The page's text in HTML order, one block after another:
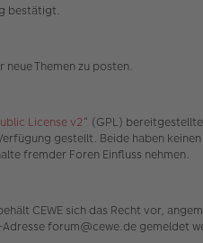
bestätigt.
Themen zu posten.
License v2“ (GPL)
gestellt. Beide haben
fremder Foren Einfluss nehmen.
CEWE sich das Recht vor,
forum@cewe.de gemeldet